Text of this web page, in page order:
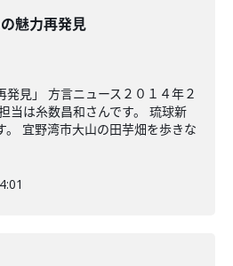
魅力再発見
発見」 方言ニュース２０１４年２
当は糸数昌和さんです。 琉球新
。 宜野湾市大山の田芋畑を歩きな